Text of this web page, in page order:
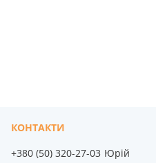
+380 (50) 320-27-03 Юрій